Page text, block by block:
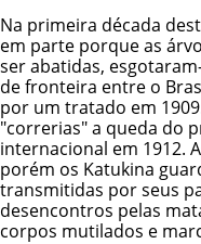
Na primeira década
em parte porque as
ser abatidas,
de fronteira entre o
por um tratado em
"correrias" a queda do
internacional em 1912.
porém os Katukina
transmitidas por seus
desencontros pelas
corpos mutilados e